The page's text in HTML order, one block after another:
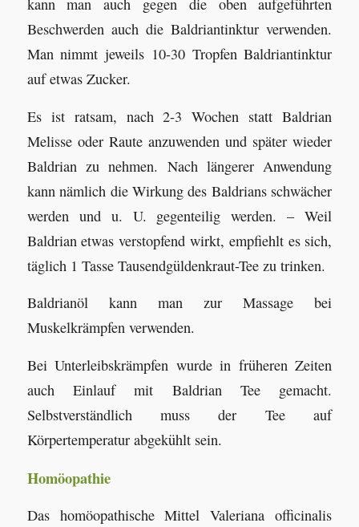
kann man auch gegen die oben aufgeführten
Beschwerden auch die Baldriantinktur verwenden.
Man nimmt jeweils 10-30 Tropfen Baldriantinktur
auf etwas Zucker.
Es ist ratsam, nach 2-3 Wochen statt Baldrian
Melisse oder Raute anzuwenden und später wieder
Baldrian zu nehmen. Nach längerer Anwendung
kann nämlich die Wirkung des Baldrians schwächer
werden und u. U. gegenteilig werden. – Weil
Baldrian etwas verstopfend wirkt, empfiehlt es sich,
täglich 1 Tasse Tausendgüldenkraut-Tee zu trinken.
Baldrianöl kann man zur Massage bei
Muskelkrämpfen verwenden.
Bei Unterleibskrämpfen wurde in früheren Zeiten
auch Einlauf mit Baldrian Tee gemacht.
Selbstverständlich muss der Tee auf
Körpertemperatur abgekühlt sein.
Homöopathie
Das homöopathische Mittel Valeriana officinalis